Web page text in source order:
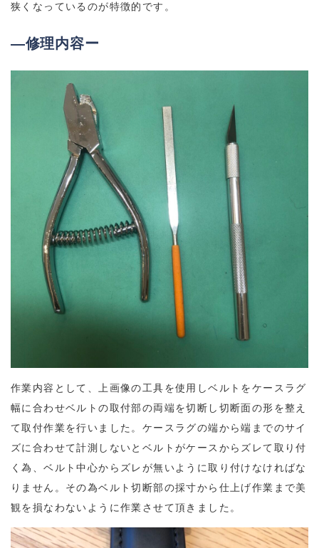
狭くなっているのが特徴的です。
―修理内容ー
作業内容として、上画像の工具を使用しベルトをケースラグ
幅に合わせベルトの取付部の両端を切断し切断面の形を整え
て取付作業を行いました。ケースラグの端から端までのサイ
ズに合わせて計測しないとベルトがケースからズレて取り付
く為、ベルト中心からズレが無いように取り付けなければな
りません。その為ベルト切断部の採寸から仕上げ作業まで美
観を損なわないように作業させて頂きました。